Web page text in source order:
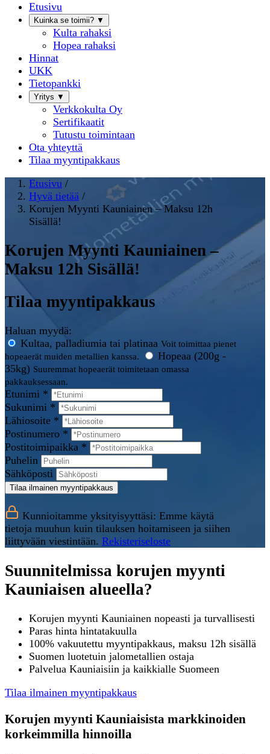
Etusivu
Kuinka se toimii? ▼
Kulta rahaksi
Hopea rahaksi
Hinnat
UKK
Tietopankki
Yritys ▼
Verkkokulta Oy
Sertifikaatit
Tutustu toimintaan
Ota yhteyttä
Tilaa myyntipakkaus
Etusivu /
Hyvä tietää /
Korujen Myynti Kauniainen – Maksu 12h
Sisällä!
Korujen Myynti Kauniainen –
Maksu 12h Sisällä!
Tilaa myyntipakkaus
Haluan myydä:
Kultaa, palladiumia tai platinaa Voit toimittaa pienet
hopeaerät muiden metallien kanssa.
Hopeaa (200g -
35kg) Suuremmat hopeaerät toimitetaan omassa
pakkauksessaan.
Etunimi *
Sukunimi *
Lähiosoite *
Postinumero *
Postitoimipaikka *
Puhelin
Sähköposti
Tilaa ilmainen myyntipakkaus
Kunnioitamme yksityisyyttäsi: Emme käytä
tietoja muuhun kuin tilauksen hoitamiseen ja siihen
liittyvään viestintään. Rekisteriseloste
Suunnitelmissa korujen myynti
Kauniaisen alueella?
Korujen myynti Kauniainen nopeasti ja turvallisesti
Paras hinta hintatakuulla
100% vakuutettu myyntipakkaus, maksu 12h sisällä
Suomen luotetuin jalometallien ostaja
Palvelua Kauniaisiin ja kaikkialle Suomeen
Tilaa ilmainen myyntipakkaus
Korujen myynti Kauniaisista markkinoiden
korkeimmilla hinnoilla